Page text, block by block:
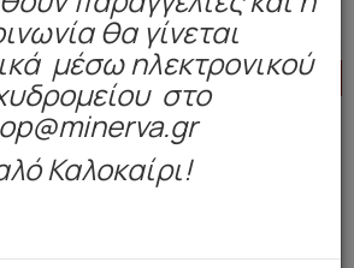
Καλοκαιρινές
HOT
θα γίνεται
μέσω ηλεκτρονικού
στο
Καλοκαίρι!